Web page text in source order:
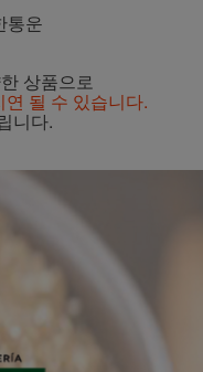
통운
상품으로
될 수 있습니다.
니다.